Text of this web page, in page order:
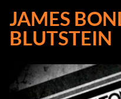
JAMES
BLUTSTEIN